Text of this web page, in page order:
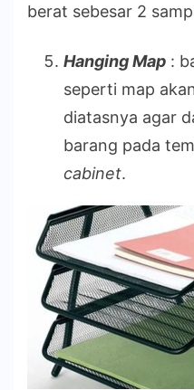
berat sebesar 2
Hanging Map :
seperti map
diatasnya agar
barang pada
cabinet.